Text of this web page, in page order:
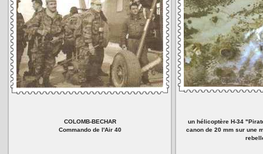
COLOMB-BECHAR
Commando de l'Air 40
un hélicoptère H-34
canon de 20 mm sur une